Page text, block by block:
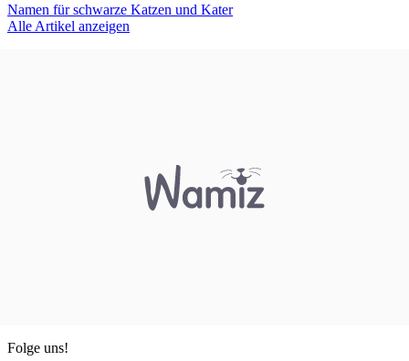
Namen für schwarze Katzen und Kater
Alle Artikel anzeigen
Folge uns!